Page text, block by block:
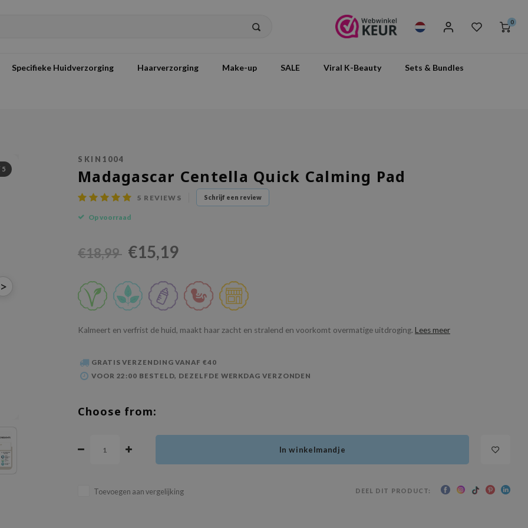
0
Specifieke Huidverzorging Haarverzorging Make-up SALE Viral K-Beauty Sets & Bundles
5
SKIN1004
Madagascar Centella Quick Calming Pad
5 REVIEWS Schrijf een review
Op voorraad
€18,99 €15,19
Kalmeert en verfrist de huid, maakt haar zacht en stralend en voorkomt overmatige uitdroging. Lees meer
GRATIS VERZENDING VANAF €40
VOOR 22:00 BESTELD, DEZELFDE WERKDAG VERZONDEN
Choose from:
In winkelmandje
Toevoegen aan vergelijking DEEL DIT PRODUCT: